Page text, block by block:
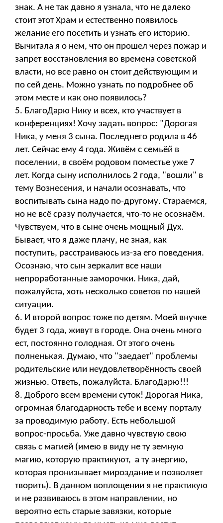
знак. А не так давно я узнала, что не далеко
стоит этот Храм и естественно появилось
желание его посетить и узнать его историю.
Вычитала я о нем, что он прошел через пожар и
запрет восстановления во времена советской
власти, но все равно он стоит действующим и
по сей день. Можно узнать по подробнее об
этом месте и как оно появилось?
5. БлагоДарю Нику и всех, кто участвует в
конференциях! Хочу задать вопрос: "Дорогая
Ника, у меня 3 сына. Последнего родила в 46
лет. Сейчас ему 4 года. Живём с семьёй в
поселении, в своём родовом поместье уже 7
лет. Когда сыну исполнилось 2 года, "вошли" в
тему Вознесения, и начали осознавать, что
воспитывать сына надо по-другому. Стараемся,
но не всё сразу получается, что-то не осознаём.
Чувствуем, что в сыне очень мощный Дух.
Бывает, что я даже плачу, не зная, как
поступить, расстраиваюсь из-за его поведения.
Осознаю, что сын зеркалит все наши
непроработанные заморочки. Ника, дай,
пожалуйста, хоть несколько советов по нашей
ситуации.
6. И второй вопрос тоже по детям. Моей внучке
будет 3 года, живут в городе. Она очень много
ест, постоянно голодная. От этого очень
полненькая. Думаю, что "заедает" проблемы
родительские или неудовлетворённость своей
жизнью. Ответь, пожалуйста. БлагоДарю!!!
8. Доброго всем времени суток! Дорогая Ника,
огромная благодарность тебе и всему порталу
за проводимую работу. Есть небольшой
вопрос-просьба. Уже давно чувствую свою
связь с магией (имею в виду не ту земную
магию, которую практикуют, а ту энергию,
которая пронизывает мироздание и позволяет
творить). В данном воплощении я не практикую
и не развиваюсь в этом направлении, но
вероятно есть старые завязки, которые